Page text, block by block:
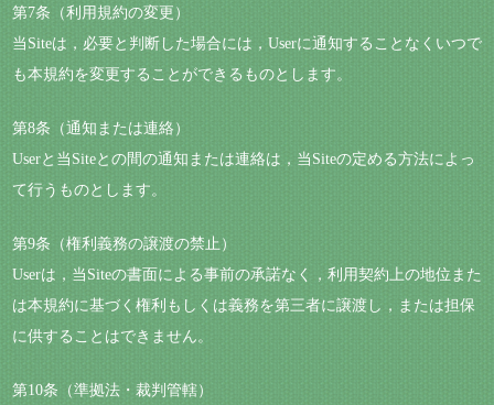
第7条（利用規約の変更）
当Siteは，必要と判断した場合には，Userに通知することなくいつで
も本規約を変更することができるものとします。
第8条（通知または連絡）
Userと当Siteとの間の通知または連絡は，当Siteの定める方法によっ
て行うものとします。
第9条（権利義務の譲渡の禁止）
Userは，当Siteの書面による事前の承諾なく，利用契約上の地位また
は本規約に基づく権利もしくは義務を第三者に譲渡し，または担保
に供することはできません。
第10条（準拠法・裁判管轄）